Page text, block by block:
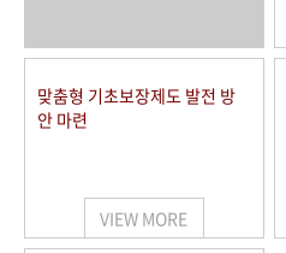
맞춤형 기초보장제도 발전 방
안 마련
VIEW MORE